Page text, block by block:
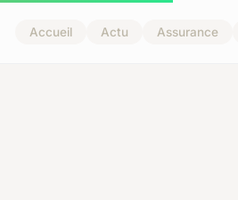
Accueil Actu Assurance